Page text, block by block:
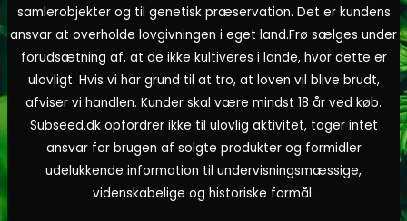
samlerobjekter og til genetisk præservation. Det er kundens
ansvar at overholde lovgivningen i eget land.Frø sælges under
forudsætning af, at de ikke kultiveres i lande, hvor dette er
ulovligt. Hvis vi har grund til at tro, at loven vil blive brudt,
afviser vi handlen. Kunder skal være mindst 18 år ved køb.
Subseed.dk opfordrer ikke til ulovlig aktivitet, tager intet
ansvar for brugen af solgte produkter og formidler
udelukkende information til undervisningsmæssige,
videnskabelige og historiske formål.